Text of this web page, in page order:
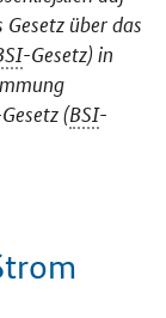
über das
-Gesetz) in
(BSI-